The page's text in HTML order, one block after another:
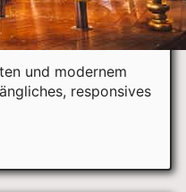
und modernem
responsives